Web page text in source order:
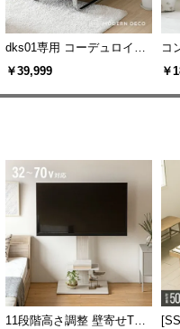
dks01専用 コーデュロイオ
ットマン
￥39,999
コ
畳
￥
11段階高さ調整 壁寄せTV